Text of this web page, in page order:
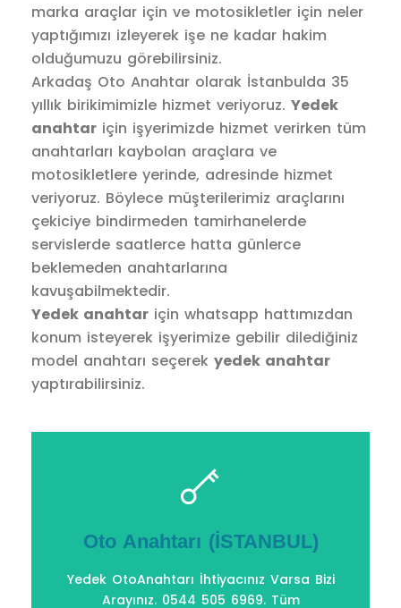
marka araçlar için ve motosikletler için neler
yaptığımızı izleyerek işe ne kadar hakim
olduğumuzu görebilirsiniz.
Arkadaş Oto Anahtar olarak İstanbulda 35
yıllık birikimimizle hizmet veriyoruz. Yedek
anahtar için işyerimizde hizmet verirken tüm
anahtarları kaybolan araçlara ve
motosikletlere yerinde, adresinde hizmet
veriyoruz. Böylece müşterilerimiz araçlarını
çekiciye bindirmeden tamirhanelerde
servislerde saatlerce hatta günlerce
beklemeden anahtarlarına
kavuşabilmektedir.
Yedek anahtar için whatsapp hattımızdan
konum isteyerek işyerimize gebilir dilediğiniz
model anahtarı seçerek yedek anahtar
yaptırabilirsiniz.
Oto Anahtarı (İSTANBUL)
Yedek OtoAnahtarı İhtiyacınız Varsa Bizi
Arayınız. 0544 505 6969. Tüm
Motosiklet Anahtarı İhtiyacınız Varsa
Anahtarınız Hiç Yoksa - Kod Yoksa bile
Yapıyoruz. Bizi Arayınız. 0544 505 6969
Devamını oku